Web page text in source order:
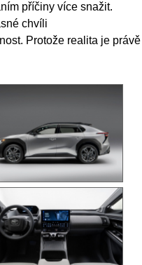
příčiny více snažit.
chvíli
Protože realita je právě